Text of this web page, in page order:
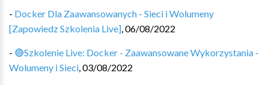
- Docker Dla Zaawansowanych - Sieci i Wolumeny
[Zapowiedz Szkolenia Live],06/08/2022
- 🔴Szkolenie Live: Docker - Zaawansowane Wykorzystania -
Wolumeny i Sieci,03/08/2022